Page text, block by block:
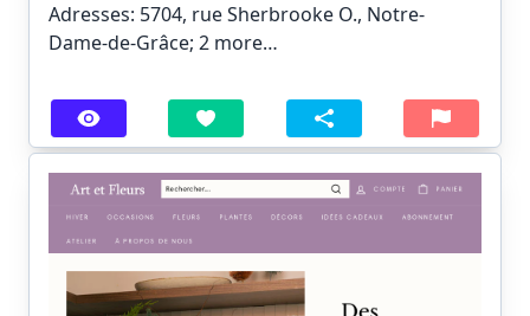
Adresses: 5704, rue Sherbrooke O., Notre-
Dame-de-Grâce; 2 more…